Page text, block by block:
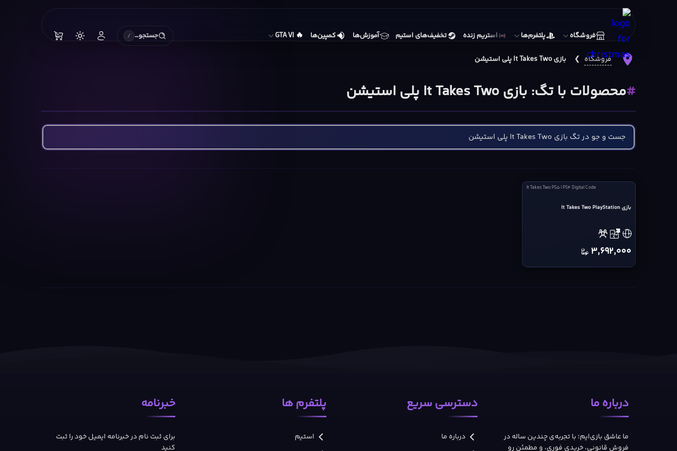
فروشگاه پلتفرم‌ها استریم زنده تخفیف‌های استیم آموزش‌ها کمپین‌ها 🔥
GTA VI جستجو… /
فروشگاه ❯ بازی It Takes Two پلی استیشن
محصولات با تگ: بازی It Takes Two پلی استیشن
It
Two
Digital
Code
It Takes Two PS5 | PS4 Digital Code
بازی It Takes Two PlayStation
3,692,000
درباره ما
ما عاشق بازی‌ایم؛ با تجربه‌ی چندین ساله در
فروش قانونی، خریدی فوری، و مطمئن رو
دسترسی سریع
درباره ما
پلتفرم ها
استیم
خبرنامه
برای ثبت نام در خبرنامه ایمیل خود را ثبت
کنید